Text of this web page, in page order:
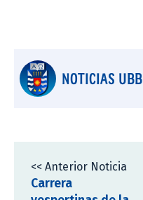
NOTICIAS UBB
<< Anterior Noticia
Carrera